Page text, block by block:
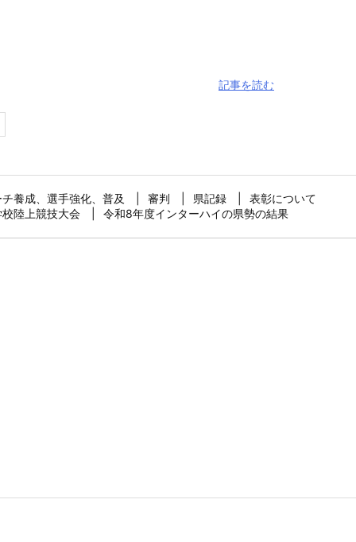
記事を読む
養成、選手強化、普及 審判 県記録
表彰について
陸上競技大会 令和8年度インターハイの県勢の結果